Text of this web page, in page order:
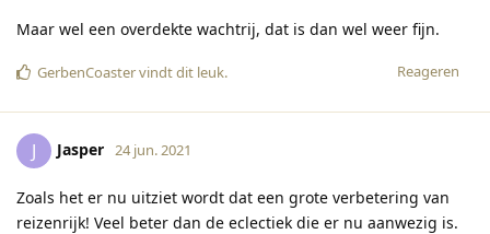
Maar wel een overdekte wachtrij, dat is dan wel weer fijn.
Reageren
GerbenCoastervindt dit leuk.
J Jasper 24 jun. 2021
Zoals het er nu uitziet wordt dat een grote verbetering van
reizenrijk! Veel beter dan de eclectiek die er nu aanwezig is.